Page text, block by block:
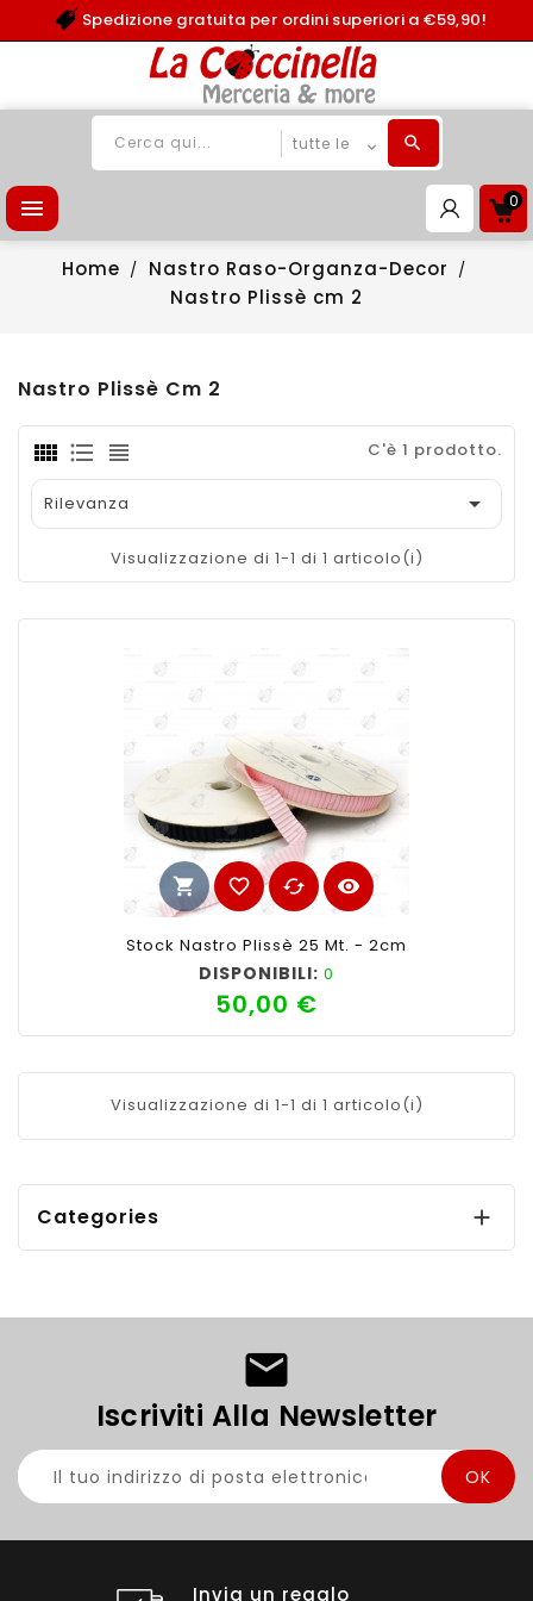
Spedizione gratuita per ordini superiori a €59,90!
 0
Home
Nastro Raso-Organza-Decor
Nastro Plissè cm 2
Nastro Plissè Cm 2
C'è 1 prodotto.
Rilevanza 
Visualizzazione di 1-1 di 1 articolo(i)
shopping_cart favorite_border cached visibility
Stock Nastro Plissè 25 Mt. - 2cm
DISPONIBILI: 0
50,00 €
Visualizzazione di 1-1 di 1 articolo(i)
Categories 
Iscriviti Alla Newsletter
Invia un regalo